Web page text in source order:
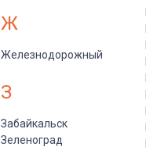
Ж
Железнодорожный
З
Забайкальск
Зеленоград